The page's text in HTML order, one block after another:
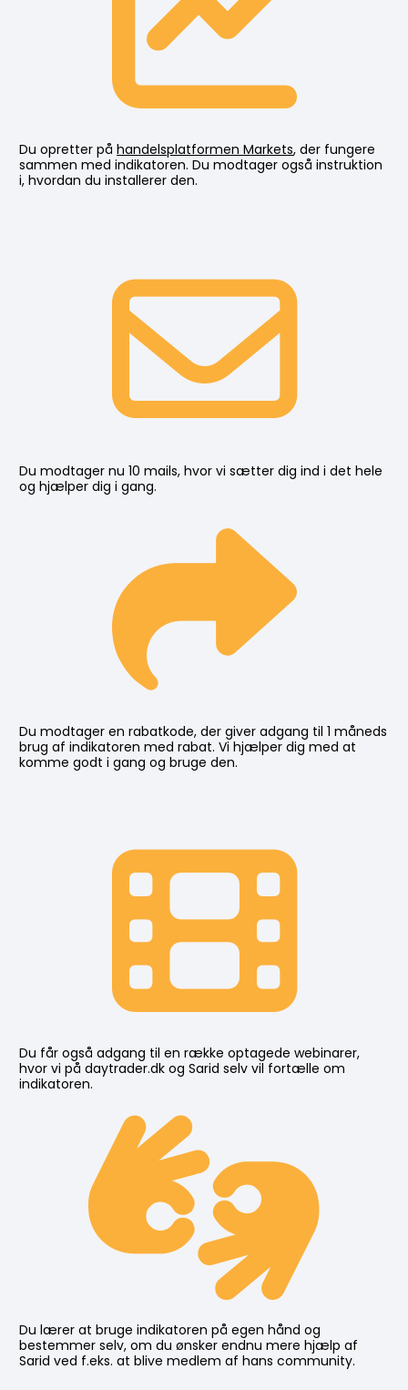
Du opretter på handelsplatformen Markets, der fungere
sammen med indikatoren. Du modtager også instruktion
i, hvordan du installerer den.
Du modtager nu 10 mails, hvor vi sætter dig ind i det hele
og hjælper dig i gang.
Du modtager en rabatkode, der giver adgang til 1 måneds
brug af indikatoren med rabat. Vi hjælper dig med at
komme godt i gang og bruge den.
Du får også adgang til en række optagede webinarer,
hvor vi på daytrader.dk og Sarid selv vil fortælle om
indikatoren.
Du lærer at bruge indikatoren på egen hånd og
bestemmer selv, om du ønsker endnu mere hjælp af
Sarid ved f.eks. at blive medlem af hans community.